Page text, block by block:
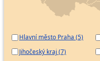
Hlavní město Praha (5)
Jihočeský kraj (7)